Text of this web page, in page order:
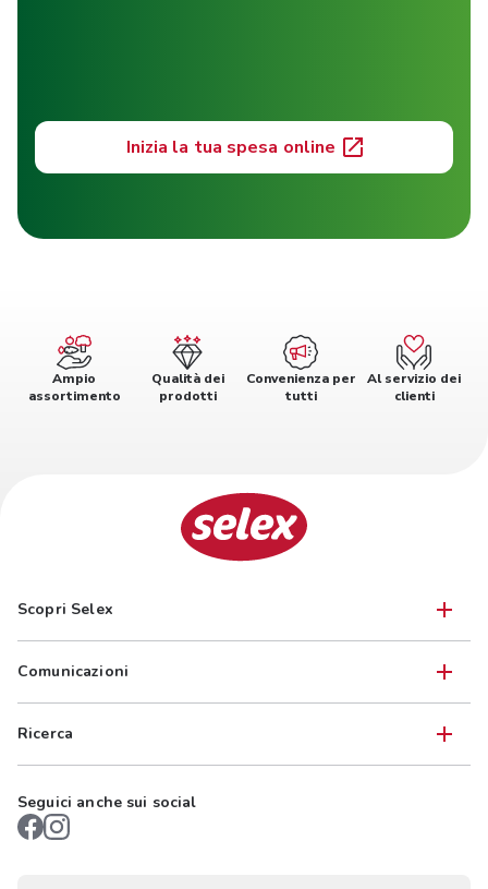
Inizia la tua spesa online
Ampio
assortimento
Qualità dei
prodotti
Convenienza per
tutti
Al servizio dei
clienti
Scopri Selex
Comunicazioni
Ricerca
Seguici anche sui social